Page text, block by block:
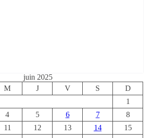
juin 2025
M J V S
D
1
4 5 6 7
8
11 12 13 14
15